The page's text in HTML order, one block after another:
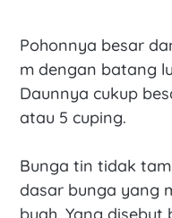
Pohonnya besar
m dengan batang
Daunnya cukup
atau 5 cuping.
Bunga tin tidak
dasar bunga yang